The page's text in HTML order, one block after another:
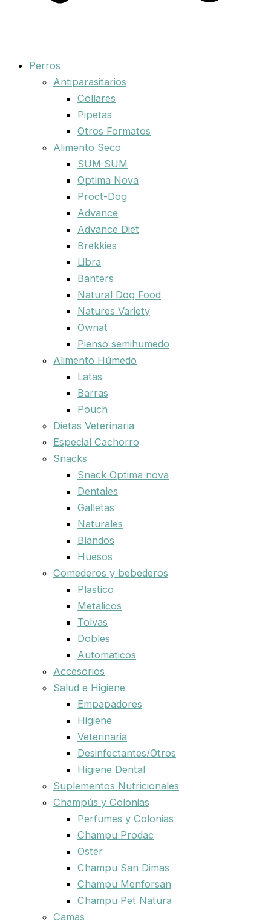
Perros
Antiparasitarios
Collares
Pipetas
Otros Formatos
Alimento Seco
SUM SUM
Optima Nova
Proct-Dog
Advance
Advance Diet
Brekkies
Libra
Banters
Natural Dog Food
Natures Variety
Ownat
Pienso semihumedo
Alimento Húmedo
Latas
Barras
Pouch
Dietas Veterinaria
Especial Cachorro
Snacks
Snack Optima nova
Dentales
Galletas
Naturales
Blandos
Huesos
Comederos y bebederos
Plastico
Metalicos
Tolvas
Dobles
Automaticos
Accesorios
Salud e Higiene
Empapadores
Higiene
Veterinaria
Desinfectantes/Otros
Higiene Dental
Suplementos Nutricionales
Champús y Colonias
Perfumes y Colonias
Champu Prodac
Oster
Champu San Dimas
Champu Menforsan
Champu Pet Natura
Camas